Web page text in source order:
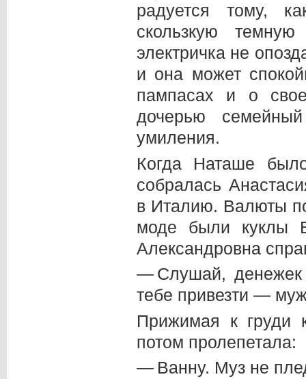
радуется тому,
скользкую
электричка не
и она может
пампасах и о
дочерью
умиления.
Когда Наташе
собралась
в Италию. Валюты
моде были куклы
Александровна
— Слушай, денежек
тебе привезти —
Прижимая к груди
потом пролепетала:
— Ванну. Муз не